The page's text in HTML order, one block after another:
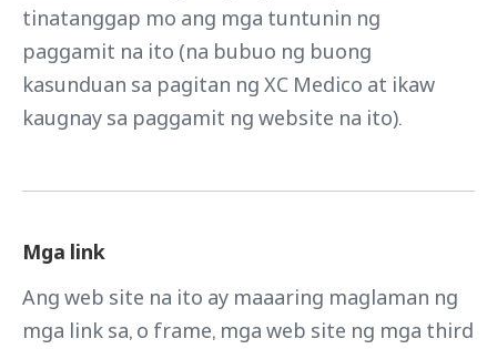
tinatanggap mo ang mga tuntunin ng
paggamit na ito (na bubuo ng buong
kasunduan sa pagitan ng XC Medico at ikaw
kaugnay sa paggamit ng website na ito).
Mga link
Ang web site na ito ay maaaring maglaman ng
mga link sa, o frame, mga web site ng mga third